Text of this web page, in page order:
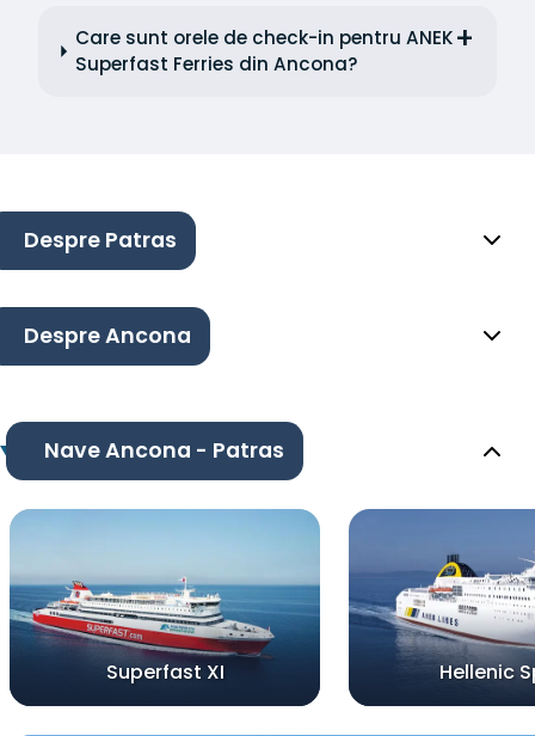
Care sunt orele de check-in pentru ANEK
Superfast Ferries din Ancona?
Despre Patras
Despre Ancona
Nave Ancona - Patras
Superfast XI Hellenic